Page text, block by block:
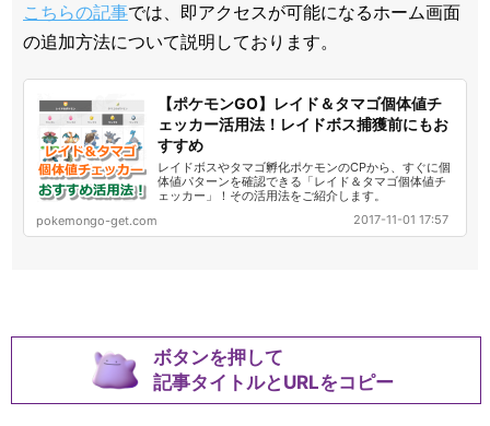
こちらの記事では、即アクセスが可能になるホーム画面
の追加方法について説明しております。
【ポケモンGO】レイド＆タマゴ個体値チ
ェッカー活用法！レイドボス捕獲前にもお
すすめ
レイドボスやタマゴ孵化ポケモンのCPから、すぐに個
体値パターンを確認できる「レイド＆タマゴ個体値チ
ェッカー」！その活用法をご紹介します。
pokemongo-get.com
2017-11-01 17:57
ボタンを押して
記事タイトルとURLをコピー